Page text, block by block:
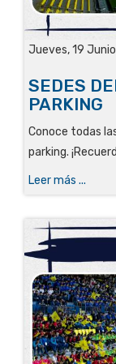
Jueves, 19
SEDES
PARKING
Conoce todas
parking.
Leer más ...